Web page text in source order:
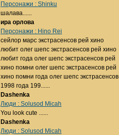
Персонажи : Shinku
шалава......
ира орлова
Персонажи : Hino Rei
сейлор марс экстрасенсов рей хино
любит олег шепс экстрасенсов рей хино
любит года олег шепс экстрасенсов рей
хино помни олег шепс экстрасенсов рей
хино помни года олег шепс экстрасенсов
1998 года 199......
Dashenka
Люди : Solusod Micah
You look cute ......
Dashenka
Люди : Solusod Micah